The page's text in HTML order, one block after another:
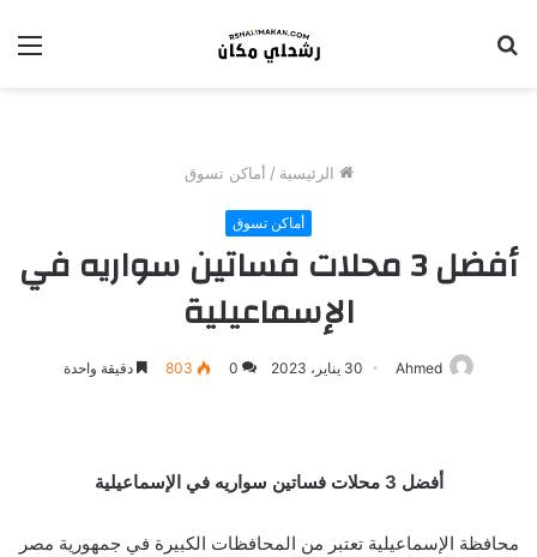
الرئيسية / أماكن تسوق
أماكن تسوق
أفضل 3 محلات فساتين سواريه في
الإسماعيلية
Ahmed 30 يناير، 2023 0
803 دقيقة واحدة
أفضل 3 محلات فساتين سواريه في الإسماعيلية
محافظة الإسماعيلية تعتبر من المحافظات الكبيرة في جمهورية مصر